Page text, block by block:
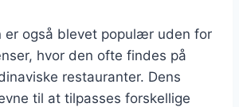
er også blevet populær uden for
hvor den ofte findes på
restauranter. Dens
til at tilpasses forskellige